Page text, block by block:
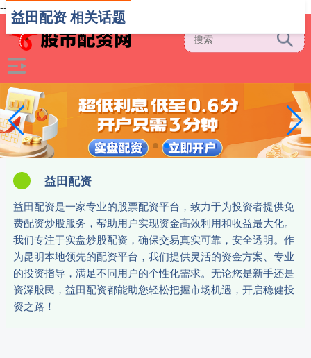
-->
益田配资
益田配资是一家专业的股票配资平台，致力于为投资者提供免
费配资炒股服务，帮助用户实现资金高效利用和收益最大化。
我们专注于实盘炒股配资，确保交易真实可靠，安全透明。作
为昆明本地领先的配资平台，我们提供灵活的资金方案、专业
的投资指导，满足不同用户的个性化需求。无论您是新手还是
资深股民，益田配资都能助您轻松把握市场机遇，开启稳健投
资之路！
益田配资 相关话题